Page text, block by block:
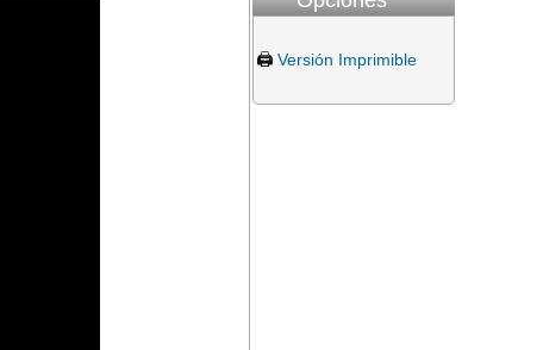
🖨️ Versión Imprimible